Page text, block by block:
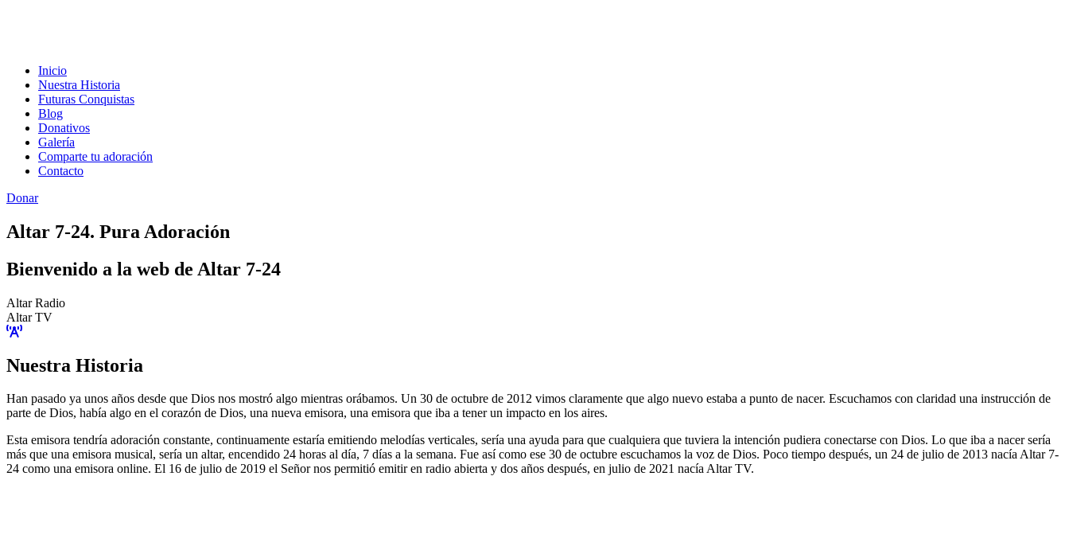
Inicio
Nuestra Historia
Futuras Conquistas
Blog
Donativos
Galería
Comparte tu adoración
Contacto
Donar
Altar 7-24. Pura Adoración
Bienvenido a la web de Altar 7-24
Altar Radio
Altar TV
Nuestra Historia
Han pasado ya unos años desde que Dios nos mostró algo mientras orábamos. Un 30 de octubre de 2012 vimos claramente que algo nuevo estaba a punto de nacer. Escuchamos con claridad una instrucción de
parte de Dios, había algo en el corazón de Dios, una nueva emisora, una emisora que iba a tener un impacto en los aires.
Esta emisora tendría adoración constante, continuamente estaría emitiendo melodías verticales, sería una ayuda para que cualquiera que tuviera la intención pudiera conectarse con Dios. Lo que iba a nacer sería
más que una emisora musical, sería un altar, encendido 24 horas al día, 7 días a la semana. Fue así como ese 30 de octubre escuchamos la voz de Dios. Poco tiempo después, un 24 de julio de 2013 nacía Altar 7-
24 como una emisora online. El 16 de julio de 2019 el Señor nos permitió emitir en radio abierta y dos años después, en julio de 2021 nacía Altar TV.